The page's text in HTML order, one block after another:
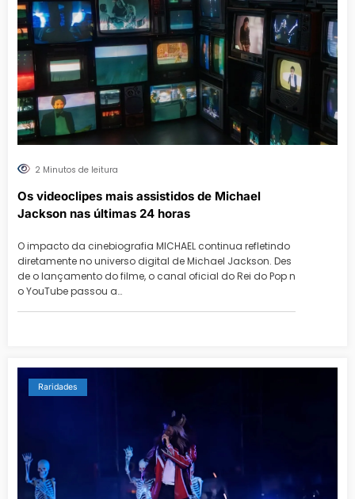
2 Minutos de leitura
Os videoclipes mais assistidos de Michael
Jackson nas últimas 24 horas
O impacto da cinebiografia MICHAEL continua refletindo
diretamente no universo digital de Michael Jackson. Des
de o lançamento do filme, o canal oficial do Rei do Pop n
o YouTube passou a…
Raridades